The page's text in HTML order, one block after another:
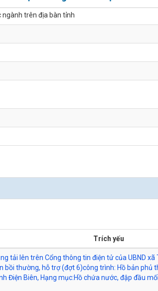
trên địa bàn tỉnh
Trích yếu
tải lên trên Cổng thông tin điện tử của UBND
bồi thường, hỗ trợ (đợt 6)công trình: Hồ bản phủ
Điện Biên, Hạng mục:Hồ chứa nước, đập đầu